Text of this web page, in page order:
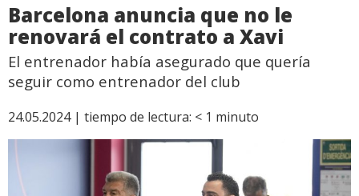
Barcelona anuncia que no le
renovará el contrato a Xavi
El entrenador había asegurado que quería
seguir como entrenador del club
24.05.2024 | tiempo de lectura: < 1 minuto